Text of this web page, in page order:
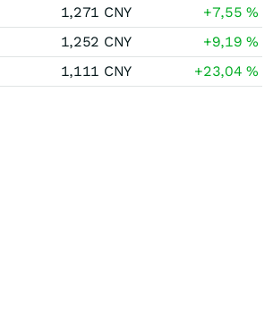
1,271 CNY +7,55%
1,252 CNY +9,19%
1,111 CNY +23,04%